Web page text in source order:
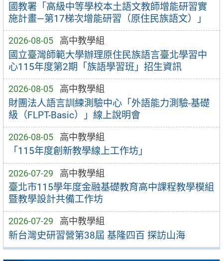
國教署「高級中等學校本土語文教師增能研習實
施計畫—第17梯次增能研習（原住民族語文）」
2026-08-05 高中教學組
國立臺灣師範大學辦理原住民族語言臺北學習中
心115年度第2期「族語學習班」招生資訊
2026-08-05 高中教學組
財團法人語言訓練測驗中心「外語能力測驗-基礎
級（FLPT-Basic）」線上說明會
2026-08-05 高中教學組
「115年度創新教學線上工作坊」
2026-07-29 高中教學組
臺北市115學年度金融基礎教育高中課程教學模組
暨教學設計共備工作坊
2026-07-29 高中教學組
新台灣史研習營第38屆 基隆四百 探訪山海